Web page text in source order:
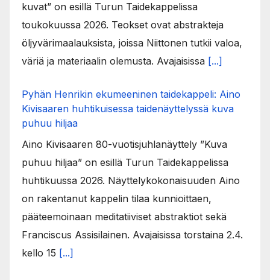
kuvat” on esillä Turun Taidekappelissa
toukokuussa 2026. Teokset ovat abstrakteja
öljyvärimaalauksista, joissa Niittonen tutkii valoa,
väriä ja materiaalin olemusta. Avajaisissa [...]
Pyhän Henrikin ekumeeninen taidekappeli: Aino
Kivisaaren huhtikuisessa taidenäyttelyssä kuva
puhuu hiljaa
Aino Kivisaaren 80-vuotisjuhlanäyttely ”Kuva
puhuu hiljaa” on esillä Turun Taidekappelissa
huhtikuussa 2026. Näyttelykokonaisuuden Aino
on rakentanut kappelin tilaa kunnioittaen,
pääteemoinaan meditatiiviset abstraktiot sekä
Franciscus Assisilainen. Avajaisissa torstaina 2.4.
kello 15 [...]